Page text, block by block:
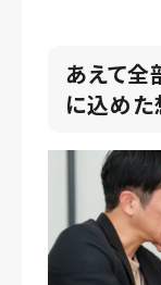
あえて全
に込めた